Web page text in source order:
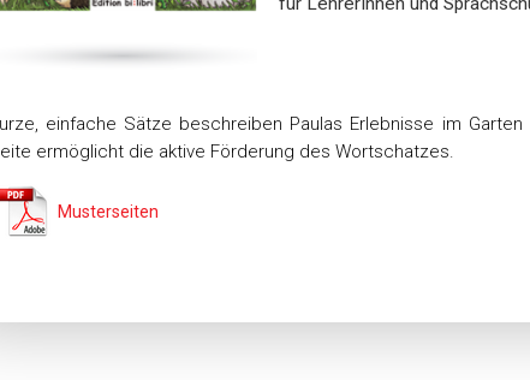
einfache Sätze beschreiben Paulas Erlebnisse im
ermöglicht die aktive Förderung des Wortschatzes.
Musterseiten